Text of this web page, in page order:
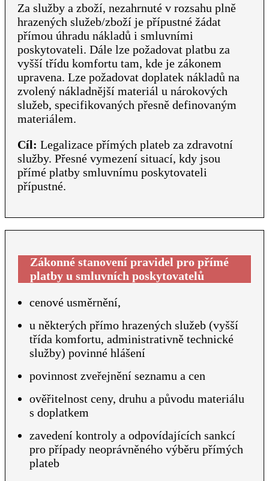
Za služby a zboží, nezahrnuté v rozsahu plně
hrazených služeb/zboží je přípustné žádat
přímou úhradu nákladů i smluvními
poskytovateli. Dále lze požadovat platbu za
vyšší třídu komfortu tam, kde je zákonem
upravena. Lze požadovat doplatek nákladů na
zvolený nákladnější materiál u nárokových
služeb, specifikovaných přesně definovaným
materiálem.
Cíl: Legalizace přímých plateb za zdravotní
služby. Přesné vymezení situací, kdy jsou
přímé platby smluvnímu poskytovateli
přípustné.
Zákonné stanovení pravidel pro přímé
platby u smluvních poskytovatelů
cenové usměrnění,
u některých přímo hrazených služeb (vyšší
třída komfortu, administrativně technické
služby) povinné hlášení
povinnost zveřejnění seznamu a cen
ověřitelnost ceny, druhu a původu materiálu
s doplatkem
zavedení kontroly a odpovídajících sankcí
pro případy neoprávněného výběru přímých
plateb